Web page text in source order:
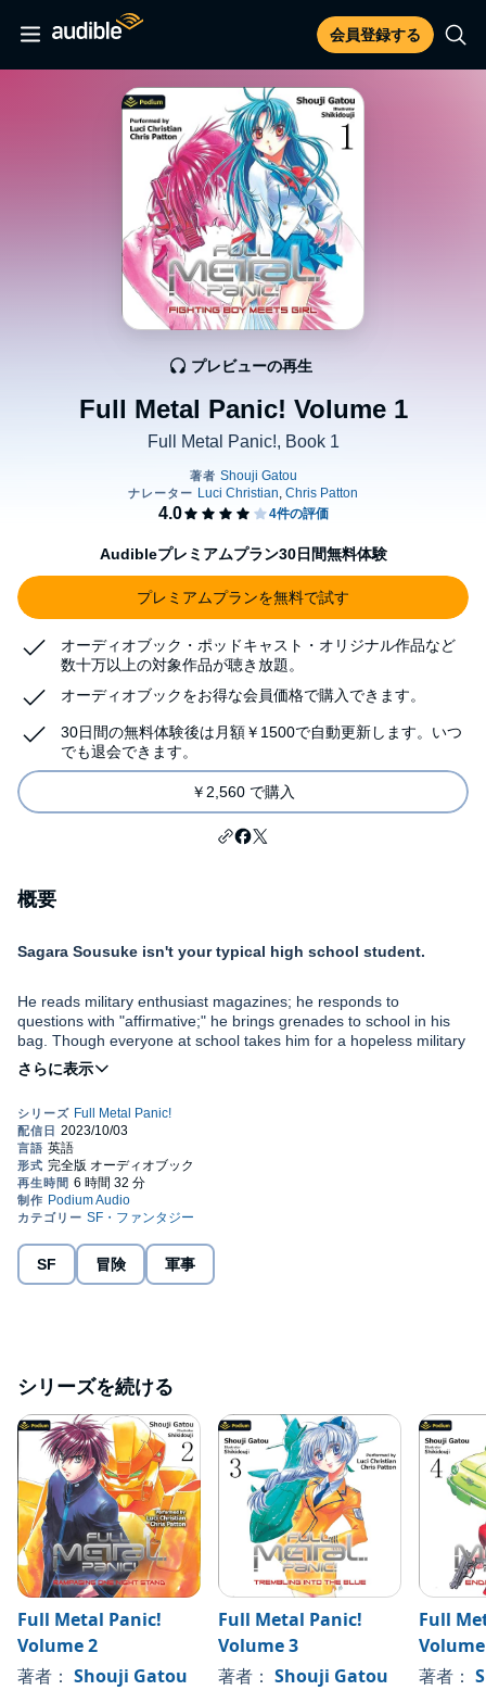
会員登録する
Full Metal Panic! Volume 1
Full Metal Panic!, Book 1
プレビューの再生
Audibleプレミアムプラン30日間無料体験
プレミアムプランを無料で試す
オーディオブック・ポッドキャスト・オリジナル作品など
数十万以上の対象作品が聴き放題。
オーディオブックをお得な会員価格で購入できます。
30日間の無料体験後は月額￥1500で自動更新します。いつ
でも退会できます。
￥2,560 で購入
概要
Sagara Sousuke isn't your typical high school student.
He reads military enthusiast magazines; he responds to
questions with "affirmative;" he brings grenades to school in his
bag. Though everyone at school takes him for a hopeless military
geek, Chidori Kaname thinks there might be something more to
him. When their plane is hijacked in the middle of a field trip,
piloting mercenary... and he's here to protect her!
SF 冒険 軍事
シリーズを続ける
Full Metal Panic!
Volume 2
著者： Shouji Gatou
Full Metal Panic!
Volume 3
著者： Shouji Gatou
Full
著者：